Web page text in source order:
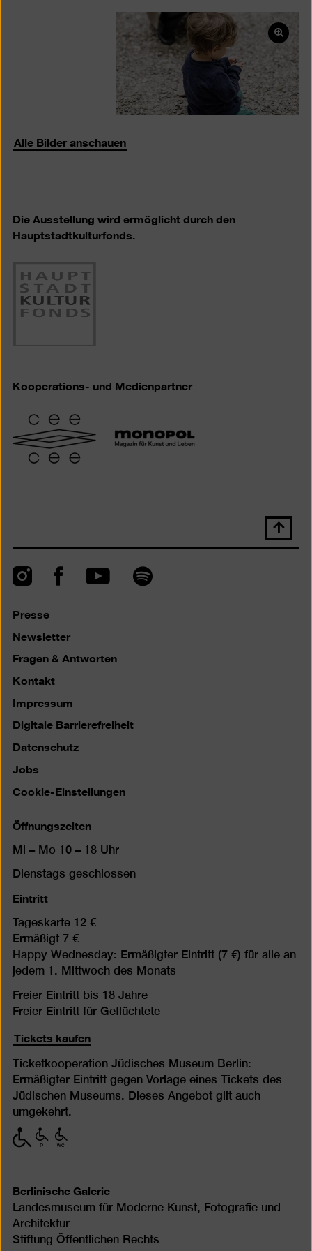
Bild
in
einer
öffnen
Alle Bilder anschauen
Die Ausstellung wird ermöglicht durch den
Hauptstadtkulturfonds.
Kooperations- und Medienpartner
Nach
oben
InstagramFacebookYouTube Spotify
Presse
Newsletter
Fragen & Antworten
Kontakt
Impressum
Digitale Barrierefreiheit
Datenschutz
Jobs
Cookie-Einstellungen
Öffnungszeiten
Mi – Mo 10 – 18 Uhr
Dienstags geschlossen
Eintritt
Tageskarte 12 €
Ermäßigt 7 €
Happy Wednesday: Ermäßigter Eintritt (7 €) für alle an
jedem 1. Mittwoch des Monats
Freier Eintritt bis 18 Jahre
Freier Eintritt für Geflüchtete
Tickets kaufen
Ticketkooperation Jüdisches Museum Berlin:
Ermäßigter Eintritt gegen Vorlage eines Tickets des
Jüdischen Museums. Dieses Angebot gilt auch
umgekehrt.
mit
eingeschränkter
mit
eingeschränkter
mit
eingeschränkter
Berlinische Galerie
Landesmuseum für Moderne Kunst, Fotografie und
Architektur
Stiftung Öffentlichen Rechts